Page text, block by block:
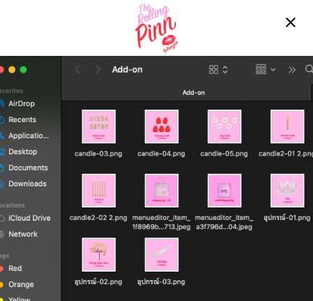
Free delivery over ฿2200!